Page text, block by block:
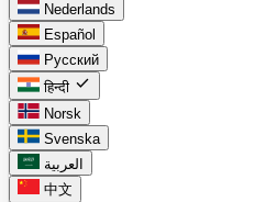
Nederlands
Español
Русский
हिन्दी check
Norsk
Svenska
العربية
中文